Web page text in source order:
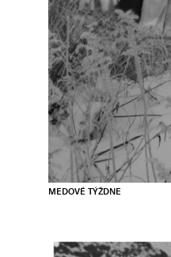
MEDOVÉ TÝŽDNE